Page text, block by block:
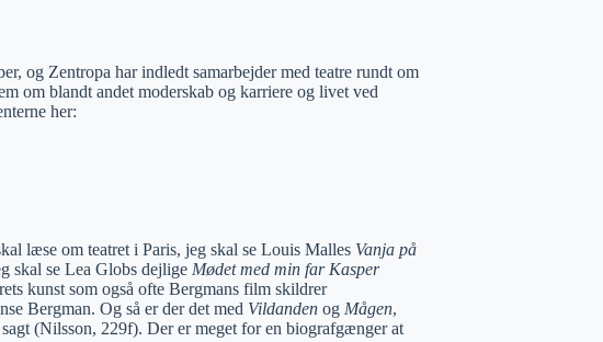
og Zentropa har indledt samarbejder med teatre rundt om
om blandt andet moderskab og karriere og livet ved
her:
læse om teatret i Paris, jeg skal se Louis Malles Vanja på
skal se Lea Globs dejlige Mødet med min far Kasper
kunst som også ofte Bergmans film skildrer
Bergman. Og så er der det med Vildandenog Mågen,
(Nilsson, 229f). Der er meget for en biografgænger at